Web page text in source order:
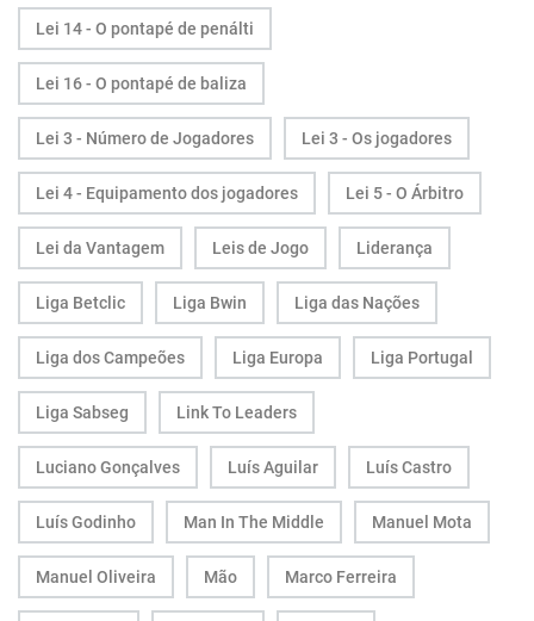
Lei 14 - O pontapé de penálti
Lei 16 - O pontapé de baliza
Lei 3 - Número de Jogadores Lei 3 - Os jogadores
Lei 4 - Equipamento dos jogadores Lei 5 - O Árbitro
Lei da Vantagem Leis de Jogo Liderança
Liga Betclic Liga Bwin Liga das Nações
Liga dos Campeões Liga Europa Liga Portugal
Liga Sabseg Link To Leaders
Luciano Gonçalves Luís Aguilar Luís Castro
Luís Godinho Man In The Middle Manuel Mota
Manuel Oliveira Mão Marco Ferreira